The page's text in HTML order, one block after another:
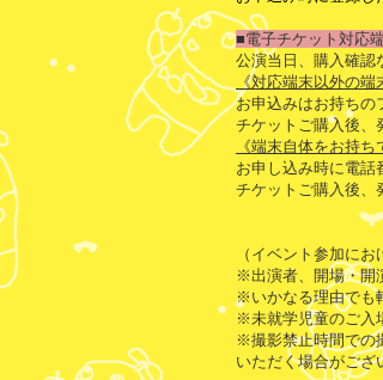
■電子チケット対応
公演当日、購入確認
《対応端末以外の端
お申込みはお持ちの
チケットご購入後、
《端末自体をお持ち
お申し込み時に電
チケットご購入後、
（イベント参加にお
※出演者、開場・開
※いかなる理由でも
※未就学児童のご入
※撮影禁止時間での
いただく場合がござ